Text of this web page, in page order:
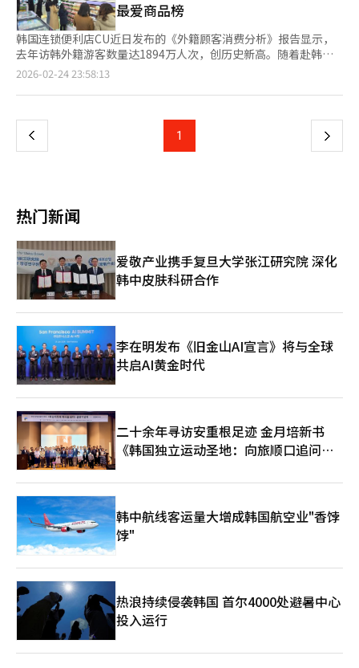
议，内容包括运费上涨7%、每季度四次带薪休假、民事和刑事免
责以及取消妨碍业务禁令等。※ 本报道经人工智能（AI）系统翻译
与编辑。
推出SNP防晒三款。 还将推出全身体味管理的除臭剂和身体喷雾，
相关产品将打折销售至9月。 CU还提前推出功能性服装，去年推出
的“Snow Tex”凉感材料服装比往年提前约40天。 CU计划推
出“服装专卖店”，与FCMM合作，推出16种商品，包括短袖T恤
和袜子。 “购物中心变成巨大画布”——新世界西蒙涂鸦艺术活动
新世界西蒙余姚奥特莱斯转变为充满活力的“街头艺术”空间。
了由著名涂鸦艺术家GR1等四位艺术家参与的大型现场绘画表演。
活动以“春天”为主题，艺术家们用生动的色彩填满空白画布的全
过程实时展示。 完成的涂鸦作品将展出至19日。 此外，余姚奥特
峰”消费态势。 饮品类需求尤为突出。瓶装水销售额增长
831.4%，冰饮料增长813.4%，乳制品增长508.4%，咖啡、茶饮
及运动饮料等亦均录得大幅增长。便捷餐食销量同样亮眼。具体来
看，紫菜包饭销售增长1380.4%，三明治增长1146.7%，三角饭团
增长884.3%，面包增长412.4%，酸奶、香肠、饼干及冰淇淋等也
出现明显增长。 非食品类商品呈爆发式增长，纸巾、化妆品、移
动电源、暖贴及电池等均大幅上扬，其中电池销售增长逾50倍，
量前四位均为BTS专辑，第五位为3节装AA电池——主要用于应援
灯，其后依次为瓶装水、手机数据线、金枪鱼紫菜包饭及香蕉牛
特色商品，提供人工智能（AI）翻译、退税服务及海外支付优惠
次演出不仅有力拉动了周边消费，在当前经济环境下释放出积极信
号，也成为向外籍游客展示韩国便利店文化的重要窗口。
最爱商品榜
韩国连锁便利店CU近日发布的《外籍顾客消费分析》报告显示，
去年访韩外籍游客数量达1894万人次，创历史新高。随着赴韩旅
游持续升温，到访便利店的外籍游客也呈现出快速增长趋势。 数
增长151.9%，2024年增长177.1%，去年增长101.2%，连续三年
异明显。中国台湾游客偏好在社交媒体上走红的奶昔代餐系列；中
国游客则对宾格瑞香蕉味牛奶和草莓味牛奶情有独钟。酒类消费方
样呈现出明显的地域差异。中国游客较多购买不倒翁芝麻拉面，美
国游客偏好三养食品的奶油火鸡面，日本和中国台湾游客则更倾向
于农心推出的辛拉面拓霸（Toomba）。值得一提的是，宾格瑞香
蕉味牛奶无论在哪国游客中均最为畅销，被视为韩国便利店的招牌
产品。 报告指出，不同地区门店接待的外籍游客来源结构存在明
显差异，其中美国、中国、日本等国游客占比在10%至30%之间
波动。CU方面表示，这一数据反映出各门店所在区域的客源具有
较强的地域性特征，门店经营者可据此精准识别核心客群，结合客
流旺季动态调整商品结构与服务策略。 BGF零售大数据团队负责
人金亨俊（音）表示：“韩国文化内容在全球持续走红、中国阶段
性免签政策落地，以及庆州亚太经合组织（APEC）会议等国际活
动的带动，共同推动了外籍游客对韩国便利店的关注度持续升温。
在此情况下，CU将继续发挥数据分析优势，为加盟店提供差异化
2026-02-24 23:58:13
上
页
1 下
热门新闻
爱敬产业携手复旦大学张江研究院 深化
韩中皮肤科研合作
李在明发布《旧金山AI宣言》将与全球
共启AI黄金时代
二十余年寻访安重根足迹 金月培新书
《韩国独立运动圣地：向旅顺口追问历
韩中航线客运量大增成韩国航空业"香饽
饽"
热浪持续侵袭韩国 首尔4000处避暑中心
投入运行